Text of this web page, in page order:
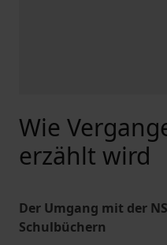
Wie
erzählt wird
Der Umgang mit der
Schulbüchern